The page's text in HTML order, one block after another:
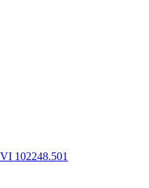
102248.501